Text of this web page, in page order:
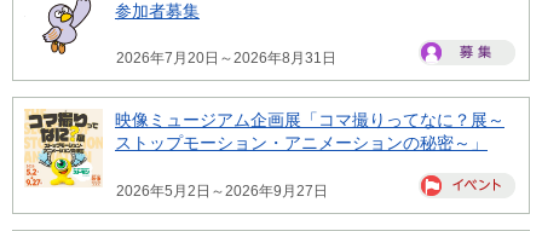
参加者募集
2026年7月20日～2026年8月31日
映像ミュージアム企画展「コマ撮りってなに？展～
ストップモーション・アニメーションの秘密～」
2026年5月2日～2026年9月27日